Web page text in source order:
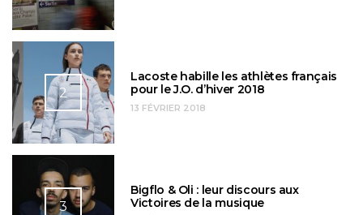
2
Lacoste habille les athlètes français
pour le J.O. d’hiver 2018
13 FÉVRIER 2018
3
Bigflo & Oli : leur discours aux
Victoires de la musique